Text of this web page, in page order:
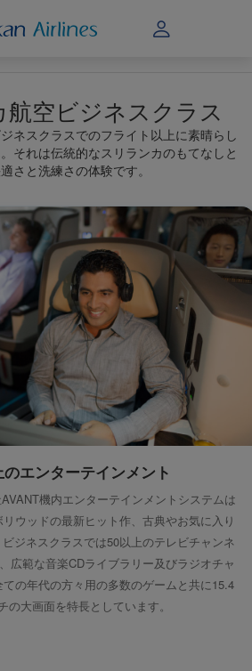
航空ビジネスクラス
ネスクラスでのフライト以上に素晴らし
それは伝統的なスリランカのもてなしと
さと洗練さの体験です。
エンターテインメント
機内エンターテインメントシステムは
ウッドの最新ヒット作、古典やお気に入り
ジネスクラスでは50以上のテレビチャンネ
広範な音楽CDライブラリー及びラジオチャ
の年代の方々用の多数のゲームと共に15.4
の大画面を特長としています。